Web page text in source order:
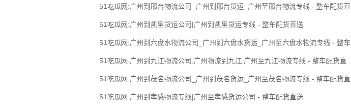
51吃瓜网:广州到邢台物流公司_广州到邢台货运_广州至邢台物流专线 - 整车配货直
51吃瓜网:广州到凯里货运公司|广州到凯里货运专线 - 整车配货直送
51吃瓜网:广州到六盘水物流公司_广州到六盘水货运_广州至六盘水物流专线 - 整车
51吃瓜网:广州到九江物流公司,广州物流到九江,广州至九江物流专线 - 整车配货直
51吃瓜网:广州到茂名物流公司_广州到茂名货运_广州至茂名物流专线 - 整车配货直
51吃瓜网:广州到孝感物流专线|广州至孝感货运公司 - 整车配货直送